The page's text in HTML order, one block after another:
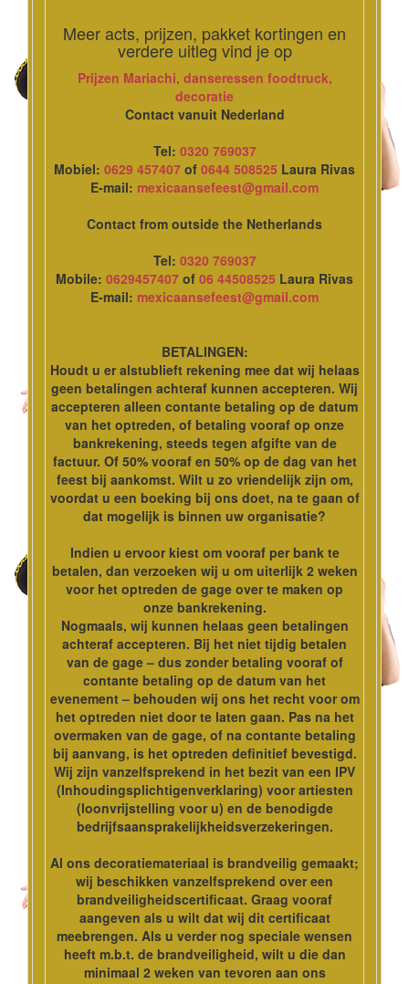
Meer acts, prijzen, pakket kortingen en
verdere uitleg vind je op
Prijzen Mariachi, danseressen foodtruck,
decoratie
Contact vanuit Nederland
Tel: 0320 769037
Mobiel: 0629 457407 of 0644 508525 Laura Rivas
E-mail: mexicaansefeest@gmail.com
Contact from outside the Netherlands
Tel: 0320 769037
Mobile: 0629457407 of 06 44508525 Laura Rivas
E-mail: mexicaansefeest@gmail.com
BETALINGEN:
Houdt u er alstublieft rekening mee dat wij helaas
geen betalingen achteraf kunnen accepteren. Wij
accepteren alleen contante betaling op de datum
van het optreden, of betaling vooraf op onze
bankrekening, steeds tegen afgifte van de
factuur. Of 50% vooraf en 50% op de dag van het
feest bij aankomst. Wilt u zo vriendelijk zijn om,
voordat u een boeking bij ons doet, na te gaan of
dat mogelijk is binnen uw organisatie?
Indien u ervoor kiest om vooraf per bank te
betalen, dan verzoeken wij u om uiterlijk 2 weken
voor het optreden de gage over te maken op
onze bankrekening.
Nogmaals, wij kunnen helaas geen betalingen
achteraf accepteren. Bij het niet tijdig betalen
van de gage – dus zonder betaling vooraf of
contante betaling op de datum van het
evenement – behouden wij ons het recht voor om
het optreden niet door te laten gaan. Pas na het
overmaken van de gage, of na contante betaling
bij aanvang, is het optreden definitief bevestigd.
Wij zijn vanzelfsprekend in het bezit van een IPV
(Inhoudingsplichtigenverklaring) voor artiesten
(loonvrijstelling voor u) en de benodigde
bedrijfsaansprakelijkheidsverzekeringen.
Al ons decoratiemateriaal is brandveilig gemaakt;
wij beschikken vanzelfsprekend over een
brandveiligheidscertificaat. Graag vooraf
aangeven als u wilt dat wij dit certificaat
meebrengen. Als u verder nog speciale wensen
heeft m.b.t. de brandveiligheid, wilt u die dan
minimaal 2 weken van tevoren aan ons